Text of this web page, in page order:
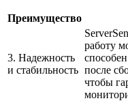
Преимущество
3. Надежность
и стабильность
работу
после
чтобы